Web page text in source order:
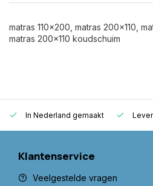
matras 110x200, matras 200x110,
matras 200x110 koudschuim
In Nederland gemaakt
Klantenservice
Veelgestelde vragen